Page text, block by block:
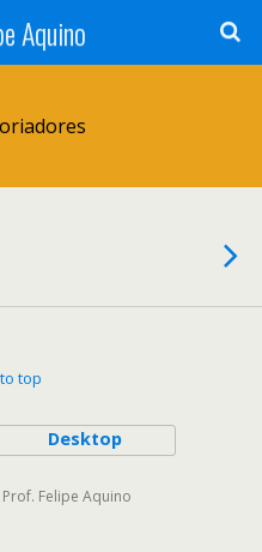
Aquino
top
Desktop
Felipe Aquino